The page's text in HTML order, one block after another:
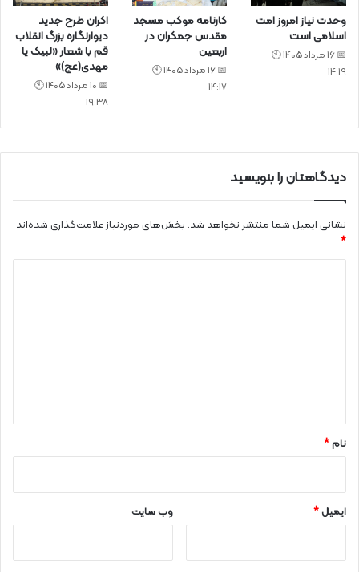
وحدت نیاز امروز امت
اسلامی است
📅 16 مرداد 1405 🕙
14:19
کارنامه موکب مسجد
مقدس جمکران در
اربعین
📅 16 مرداد 1405 🕙
14:17
اکران طرح جدید
دیوارنگاره بزرگ انقلاب
قم با شعار «لبیک یا
مهدی(عج)»
📅 10 مرداد 1405 🕙
19:38
دیدگاهتان را بنویسید
نشانی ایمیل شما منتشر نخواهد شد. بخش‌های موردنیاز علامت‌گذاری شده‌اند
*
نام*
ایمیل* وب‌ سایت